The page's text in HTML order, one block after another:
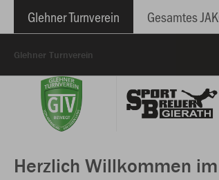
Glehner Turnverein Gesamtes
Glehner Turnverein
Herzlich Willkommen im